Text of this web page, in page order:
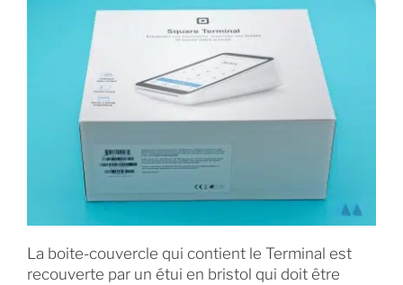
La boite-couvercle qui contient le Terminal est
recouverte par un étui en bristol qui doit être